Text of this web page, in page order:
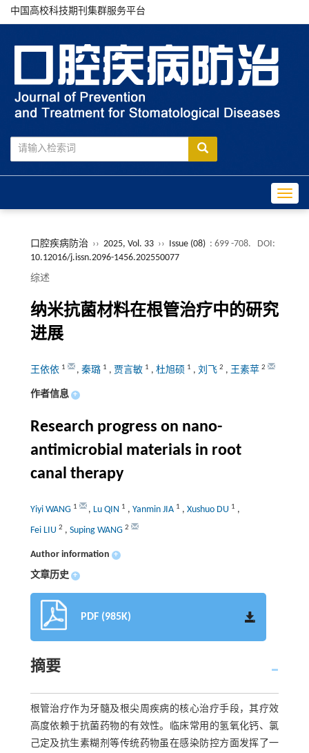
中国高校科技期刊集群服务平台
口腔疾病防治 ›› 2025, Vol. 33 ›› Issue (08) : 699 -708.
DOI:
10.12016/j.issn.2096-1456.202550077
综述
纳米抗菌材料在根管治疗中的研究
进展
王依依 1 , 秦璐 1 , 贾言敏 1 , 杜旭硕 1 , 刘飞 2 , 王素苹 2
作者信息 +
Research progress on nano-
antimicrobial materials in root
canal therapy
Yiyi WANG 1 , Lu QIN 1 , Yanmin JIA 1 , Xushuo DU 1 ,
Fei LIU 2 , Suping WANG 2
Author information +
文章历史 +
PDF (985K)
摘要
根管治疗作为牙髓及根尖周疾病的核心治疗手段，其疗效
高度依赖于抗菌药物的有效性。临床常用的氢氧化钙、氯
己定及抗生素糊剂等传统药物虽在感染防控方面发挥了一